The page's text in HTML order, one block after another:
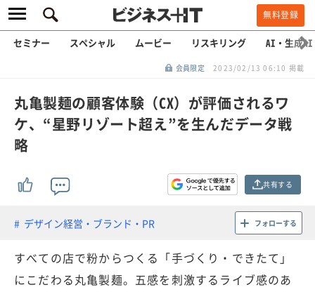
無料登録
セミナー スペシャル ムービー リスキリング AI・生成AI
会員限定 2023/02/13 06:10 掲載
丸亀製麺の顧客体験（CX）が評価されるワ
ケ、“星野リゾート超え”を生んだデータ戦
略
共有する
デザイン経営・ブランド・PR フォローする
すべての店で粉からつくる「手づくり・できたて」
にこだわる丸亀製麺。五感を刺激するライブ感のあ